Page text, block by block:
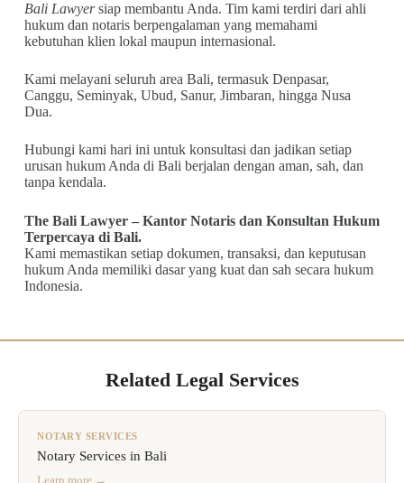
Bali Lawyersiap membantu Anda. Tim kami terdiri dari ahli
hukum dan notaris berpengalaman yang memahami
kebutuhan klien lokal maupun internasional.
Kami melayani seluruh area Bali, termasuk Denpasar,
Canggu, Seminyak, Ubud, Sanur, Jimbaran, hingga Nusa
Dua.
Hubungi kami hari ini untuk konsultasi dan jadikan setiap
urusan hukum Anda di Bali berjalan dengan aman, sah, dan
tanpa kendala.
The Bali Lawyer – Kantor Notaris dan Konsultan Hukum
Terpercaya di Bali.
Kami memastikan setiap dokumen, transaksi, dan keputusan
hukum Anda memiliki dasar yang kuat dan sah secara hukum
Indonesia.
Related Legal Services
NOTARY SERVICES
Notary Services in Bali
Learn more →